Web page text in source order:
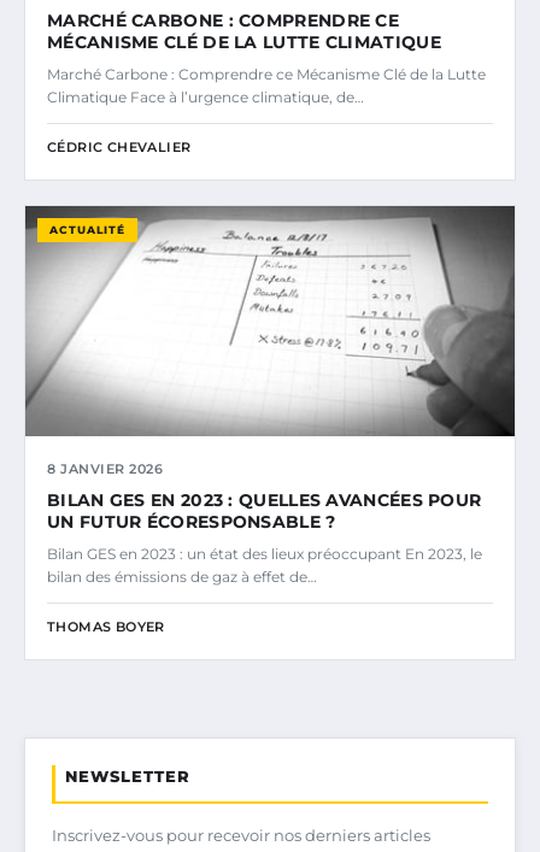
MARCHÉ CARBONE : COMPRENDRE CE
MÉCANISME CLÉ DE LA LUTTE CLIMATIQUE
Marché Carbone : Comprendre ce Mécanisme Clé de la Lutte
Climatique Face à l’urgence climatique, de…
CÉDRIC CHEVALIER
ACTUALITÉ
8 JANVIER 2026
BILAN GES EN 2023 : QUELLES AVANCÉES POUR
UN FUTUR ÉCORESPONSABLE ?
Bilan GES en 2023 : un état des lieux préoccupant En 2023, le
bilan des émissions de gaz à effet de…
THOMAS BOYER
NEWSLETTER
Inscrivez-vous pour recevoir nos derniers articles